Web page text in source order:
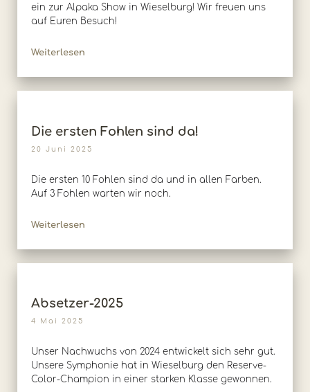
ein zur Alpaka Show in Wieselburg! Wir freuen uns
auf Euren Besuch!
Weiterlesen
Die ersten Fohlen sind da!
20 Juni 2025
Die ersten 10 Fohlen sind da und in allen Farben.
Auf 3 Fohlen warten wir noch.
Weiterlesen
Absetzer-2025
4 Mai 2025
Unser Nachwuchs von 2024 entwickelt sich sehr gut.
Unsere Symphonie hat in Wieselburg den Reserve-
Color-Champion in einer starken Klasse gewonnen.